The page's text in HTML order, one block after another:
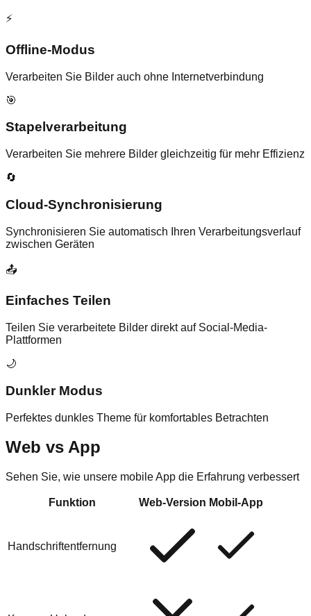
⚡
Offline-Modus
Verarbeiten Sie Bilder auch ohne Internetverbindung
🎯
Stapelverarbeitung
Verarbeiten Sie mehrere Bilder gleichzeitig für mehr Effizienz
🔄
Cloud-Synchronisierung
Synchronisieren Sie automatisch Ihren Verarbeitungsverlauf
zwischen Geräten
📤
Einfaches Teilen
Teilen Sie verarbeitete Bilder direkt auf Social-Media-
Plattformen
🌙
Dunkler Modus
Perfektes dunkles Theme für komfortables Betrachten
Web vs App
Sehen Sie, wie unsere mobile App die Erfahrung verbessert
Funktion Web-Version Mobil-App
Handschriftentfernung